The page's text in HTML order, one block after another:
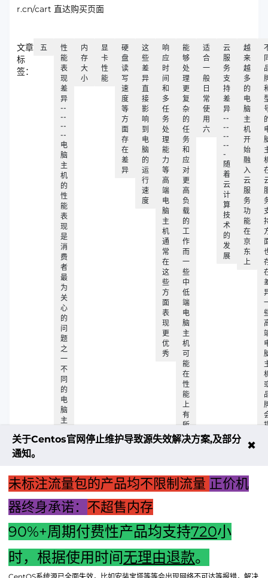
r.cn/cart 直达购买页面
文章
标
签：
五
性
能
表
现
差
异
--
--
--
--
电
脑
主
机
的
性
能
表
现
是
消
费
者
最
为
关
心
的
问
题
之
一
不
同
的
电
脑
主
在
速
度
内
存
大
小
显
卡
性
能
硬
盘
读
写
速
度
等
方
面
存
在
差
异
这
些
差
异
直
接
影
响
到
电
脑
的
运
行
速
度
响
应
时
间
和
多
任
务
处
理
能
力
等
高
端
电
脑
主
机
通
常
在
这
些
方
面
表
现
更
优
秀
能
够
处
理
更
复
杂
的
任
务
和
应
对
更
高
负
载
的
工
作
而
一
些
中
低
端
电
脑
主
机
可
能
在
性
能
上
有
所
妥
协
适
合
一
般
日
常
使
用
六
云
服
务
支
持
差
异
--
--
--
--
-
随
着
云
计
算
技
术
的
发
展
越
来
越
多
的
电
脑
主
机
开
始
融
入
云
服
务
功
能
在
京
东
上
上一篇：智能化火灾自动报警系统：图形显示主机的核心功能
下一篇：【深度解析京东电脑主机系列差异】一篇文章让你明
关于Centos官网停止维护导致源失效解决方案,及部分
通知。
✖
未标注流量包的产品均不限制流量 正价机
器终身承诺： 不超售内存
90%+周期付费性产品均支持720小
时，根据使用时间无理由退款。